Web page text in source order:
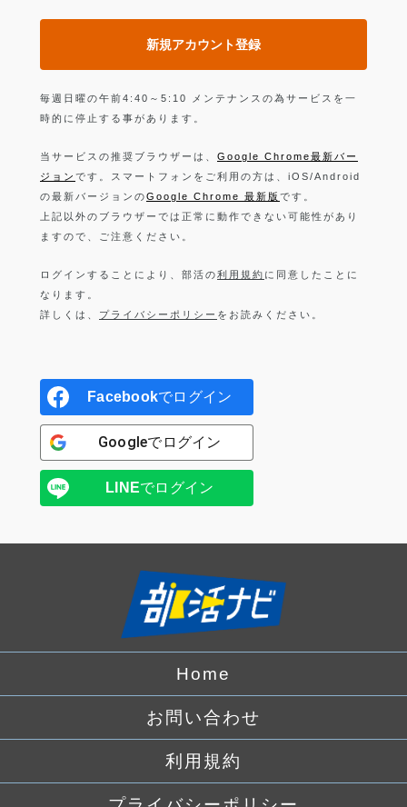
新規アカウント登録
毎週日曜の午前4:40～5:10 メンテナンスの為サービスを一
時的に停止する事があります。
当サービスの推奨ブラウザーは、 Google Chrome最新バー
ジョン です。スマートフォンをご利用の方は、iOS/Android
の最新バージョンのGoogle Chrome 最新版 です。
上記以外のブラウザーでは正常に動作できない可能性があり
ますので、ご注意ください。
ログインすることにより、部活の利用規約 に同意したことに
なります。
詳しくは、 プライバシーポリシー をお読みください。
Facebookでログイン
Googleでログイン
LINEでログイン
Home
お問い合わせ
利用規約